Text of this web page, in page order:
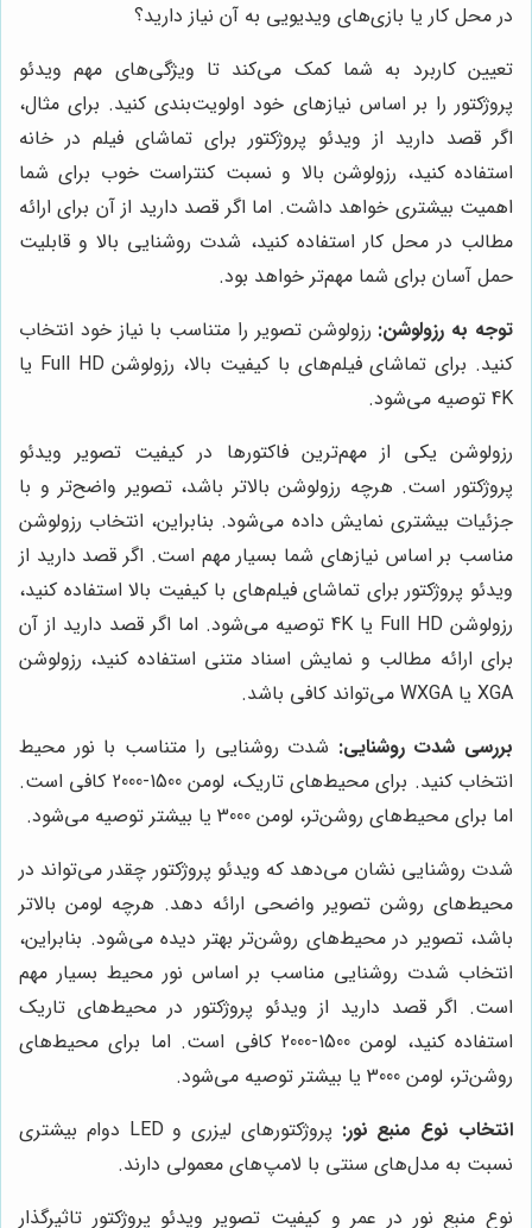
در محل کار یا بازی‌های ویدیویی به آن نیاز دارید؟
تعیین کاربرد به شما کمک می‌کند تا ویژگی‌های مهم ویدئو
پروژکتور را بر اساس نیازهای خود اولویت‌بندی کنید. برای مثال،
اگر قصد دارید از ویدئو پروژکتور برای تماشای فیلم در خانه
استفاده کنید، رزولوشن بالا و نسبت کنتراست خوب برای شما
اهمیت بیشتری خواهد داشت. اما اگر قصد دارید از آن برای ارائه
مطالب در محل کار استفاده کنید، شدت روشنایی بالا و قابلیت
حمل آسان برای شما مهم‌تر خواهد بود.
توجه به رزولوشن: رزولوشن تصویر را متناسب با نیاز خود انتخاب
کنید. برای تماشای فیلم‌های با کیفیت بالا، رزولوشن Full HD یا
4K توصیه می‌شود.
رزولوشن یکی از مهم‌ترین فاکتورها در کیفیت تصویر ویدئو
پروژکتور است. هرچه رزولوشن بالاتر باشد، تصویر واضح‌تر و با
جزئیات بیشتری نمایش داده می‌شود. بنابراین، انتخاب رزولوشن
مناسب بر اساس نیازهای شما بسیار مهم است. اگر قصد دارید از
ویدئو پروژکتور برای تماشای فیلم‌های با کیفیت بالا استفاده کنید،
رزولوشن Full HD یا 4K توصیه می‌شود. اما اگر قصد دارید از آن
برای ارائه مطالب و نمایش اسناد متنی استفاده کنید، رزولوشن
XGA یا WXGA می‌تواند کافی باشد.
بررسی شدت روشنایی: شدت روشنایی را متناسب با نور محیط
انتخاب کنید. برای محیط‌های تاریک، لومن 1500-2000 کافی است.
اما برای محیط‌های روشن‌تر، لومن 3000 یا بیشتر توصیه می‌شود.
شدت روشنایی نشان می‌دهد که ویدئو پروژکتور چقدر می‌تواند در
محیط‌های روشن تصویر واضحی ارائه دهد. هرچه لومن بالاتر
باشد، تصویر در محیط‌های روشن‌تر بهتر دیده می‌شود. بنابراین،
انتخاب شدت روشنایی مناسب بر اساس نور محیط بسیار مهم
است. اگر قصد دارید از ویدئو پروژکتور در محیط‌های تاریک
استفاده کنید، لومن 1500-2000 کافی است. اما برای محیط‌های
روشن‌تر، لومن 3000 یا بیشتر توصیه می‌شود.
انتخاب نوع منبع نور:
پروژکتورهای لیزری و LED دوام بیشتری
نسبت به مدل‌های سنتی با لامپ‌های معمولی دارند.
نوع منبع نور در عمر و کیفیت تصویر ویدئو پروژکتور تاثیرگذار